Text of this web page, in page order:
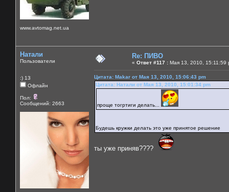
www.avtomag.net.ua
Натали
Пользователи
:) 13
Офлайн
Пол:
Сообщений: 2663
Re: ПИВО
« Ответ #117 : Мая 13, 2010, 15:11:59
Цитата: Makar от Мая 13, 2010, 15:06:43 pm
Цитата: Натали от Мая 13, 2010, 15:01:34 pm
проще тогртиги делать...
Будешь кружки делать это уже принятое решение
ты уже приняв????